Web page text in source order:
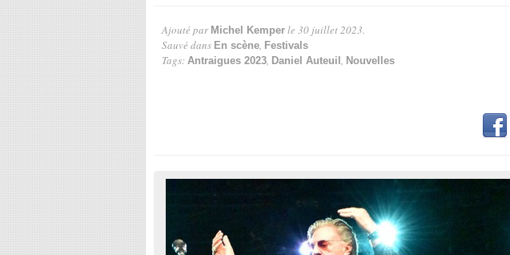
Ajouté par Michel Kemper le 30 juillet 2023.
Sauvé dans En scène, Festivals
Tags: Antraigues 2023, Daniel Auteuil , Nouvelles